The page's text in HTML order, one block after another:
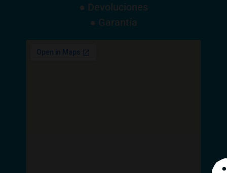
● Devoluciones
● Garantía